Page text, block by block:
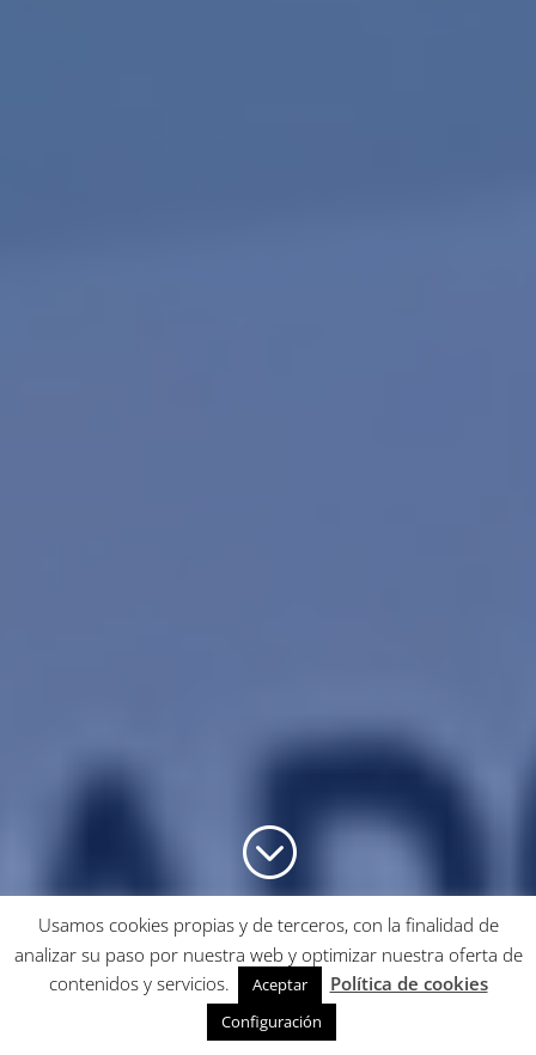
;
Resources
Usamos cookies propias y de terceros, con la finalidad de
analizar su paso por nuestra web y optimizar nuestra oferta de
contenidos y servicios.
Aceptar Política de cookies
Configuración